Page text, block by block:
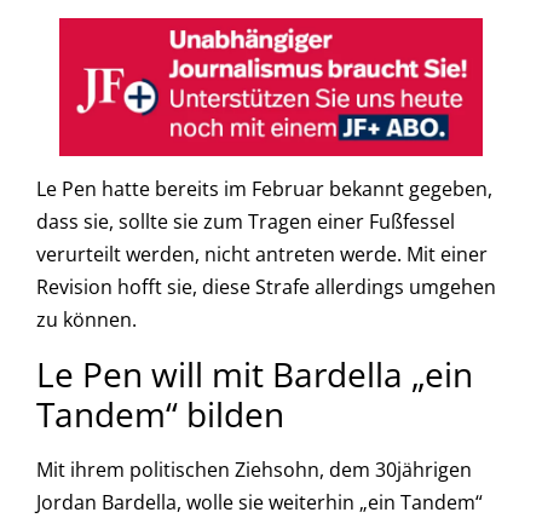
Le Pen hatte bereits im Februar bekannt gegeben,
dass sie, sollte sie zum Tragen einer Fußfessel
verurteilt werden, nicht antreten werde. Mit einer
Revision hofft sie, diese Strafe allerdings umgehen
zu können.
Le Pen will mit Bardella „ein
Tandem“ bilden
Mit ihrem politischen Ziehsohn, dem 30jährigen
Jordan Bardella, wolle sie weiterhin „ein Tandem“